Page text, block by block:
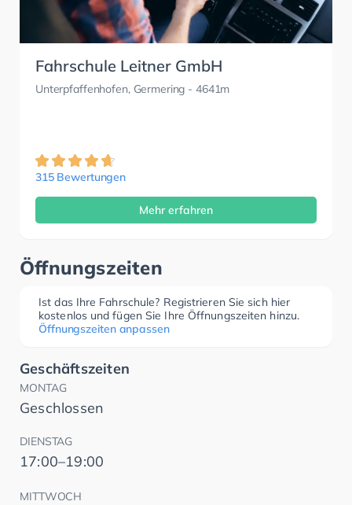
Fahrschule Leitner GmbH
Unterpfaffenhofen, Germering - 4641m
315 Bewertungen
Mehr erfahren
Öffnungszeiten
Ist das Ihre Fahrschule? Registrieren Sie sich hier
kostenlos und fügen Sie Ihre Öffnungszeiten hinzu.
Öffnungszeiten anpassen
Geschäftszeiten
MONTAG
Geschlossen
DIENSTAG
17:00–19:00
MITTWOCH